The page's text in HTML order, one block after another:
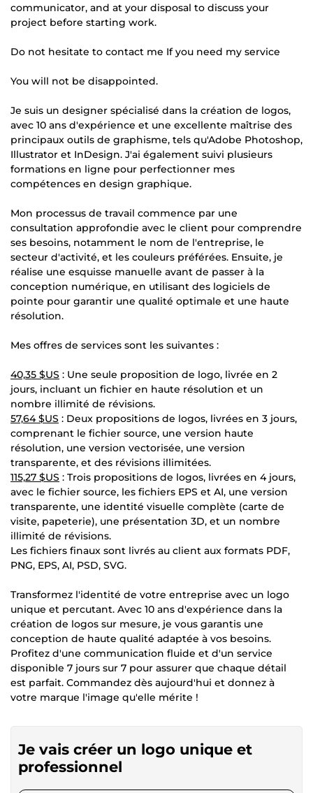
communicator, and at your disposal to discuss your
project before starting work.
Do not hesitate to contact me If you need my service
You will not be disappointed.
Je suis un designer spécialisé dans la création de logos,
avec 10 ans d'expérience et une excellente maîtrise des
principaux outils de graphisme, tels qu'Adobe Photoshop,
Illustrator et InDesign. J'ai également suivi plusieurs
formations en ligne pour perfectionner mes
compétences en design graphique.
Mon processus de travail commence par une
consultation approfondie avec le client pour comprendre
ses besoins, notamment le nom de l'entreprise, le
secteur d'activité, et les couleurs préférées. Ensuite, je
réalise une esquisse manuelle avant de passer à la
conception numérique, en utilisant des logiciels de
pointe pour garantir une qualité optimale et une haute
résolution.
Mes offres de services sont les suivantes :
40,35 $US : Une seule proposition de logo, livrée en 2
jours, incluant un fichier en haute résolution et un
nombre illimité de révisions.
57,64 $US : Deux propositions de logos, livrées en 3 jours,
comprenant le fichier source, une version haute
résolution, une version vectorisée, une version
transparente, et des révisions illimitées.
115,27 $US : Trois propositions de logos, livrées en 4 jours,
avec le fichier source, les fichiers EPS et AI, une version
transparente, une identité visuelle complète (carte de
visite, papeterie), une présentation 3D, et un nombre
illimité de révisions.
Les fichiers finaux sont livrés au client aux formats PDF,
PNG, EPS, AI, PSD, SVG.
Transformez l'identité de votre entreprise avec un logo
unique et percutant. Avec 10 ans d'expérience dans la
création de logos sur mesure, je vous garantis une
conception de haute qualité adaptée à vos besoins.
Profitez d'une communication fluide et d'un service
disponible 7 jours sur 7 pour assurer que chaque détail
est parfait. Commandez dès aujourd'hui et donnez à
votre marque l'image qu'elle mérite !
Je vais créer un logo unique et
professionnel